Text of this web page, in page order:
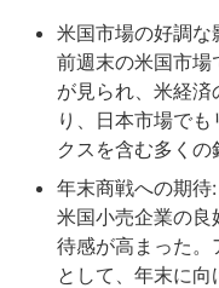
米国市場の好調な
前週末の米国市
が見られ、米経済
り、日本市場で
クスを含む多くの
年末商戦への期待:
米国小売企業の良
待感が高まった。
として、年末に